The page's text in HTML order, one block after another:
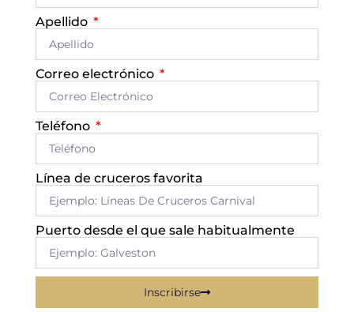
Apellido
Correo electrónico
Teléfono
Línea de cruceros favorita
Puerto desde el que sale habitualmente
Inscribirse